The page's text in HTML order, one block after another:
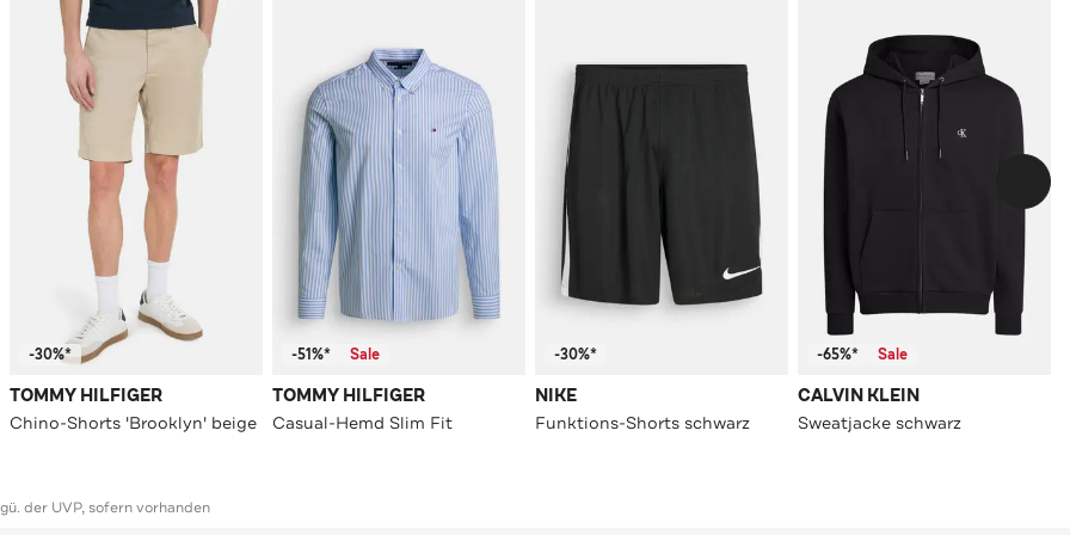
-30%*
TOMMY HILFIGER
Chino-Shorts 'Brooklyn' beige
-51%* Sale
TOMMY HILFIGER
Casual-Hemd Slim Fit
-30%*
NIKE
Funktions-Shorts schwarz
-65%* Sale
CALVIN KLEIN
Sweatjacke schwarz
der UVP, sofern vorhanden